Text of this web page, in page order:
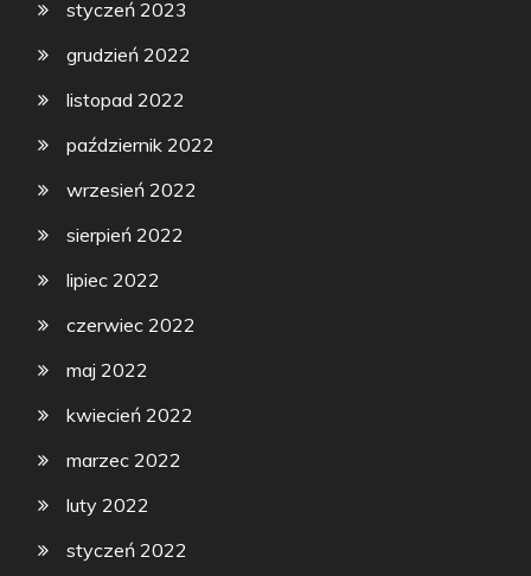
styczeń 2023
grudzień 2022
listopad 2022
październik 2022
wrzesień 2022
sierpień 2022
lipiec 2022
czerwiec 2022
maj 2022
kwiecień 2022
marzec 2022
luty 2022
styczeń 2022